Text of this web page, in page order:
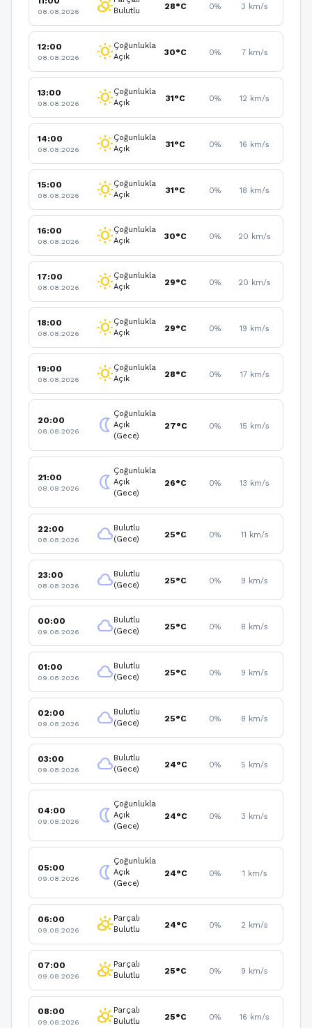
08.08.2026 partly_cloudy_dayBulutlu
28°C 0% 3 km/s
12:00
08.08.2026 wb_sunnyÇoğunlukla
Açık
30°C 0% 7 km/s
13:00
08.08.2026 wb_sunnyÇoğunlukla
Açık
31°C 0% 12 km/s
14:00
08.08.2026 wb_sunnyÇoğunlukla
Açık
31°C 0% 16 km/s
15:00
08.08.2026 wb_sunnyÇoğunlukla
Açık
31°C 0% 18 km/s
16:00
08.08.2026 wb_sunnyÇoğunlukla
Açık
30°C 0% 20 km/s
17:00
08.08.2026 wb_sunnyÇoğunlukla
Açık
29°C 0% 20 km/s
18:00
08.08.2026 wb_sunnyÇoğunlukla
Açık
29°C 0% 19 km/s
19:00
08.08.2026 wb_sunnyÇoğunlukla
Açık
28°C 0% 17 km/s
20:00
08.08.2026 nightlight
Çoğunlukla
Açık
(Gece)
27°C 0% 15 km/s
21:00
08.08.2026 nightlight
Çoğunlukla
Açık
(Gece)
26°C 0% 13 km/s
22:00
08.08.2026 cloudBulutlu
(Gece)
25°C 0% 11 km/s
23:00
08.08.2026 cloudBulutlu
(Gece)
25°C 0% 9 km/s
00:00
09.08.2026 cloudBulutlu
(Gece)
25°C 0% 8 km/s
01:00
09.08.2026 cloudBulutlu
(Gece)
25°C 0% 9 km/s
02:00
09.08.2026 cloudBulutlu
(Gece)
25°C 0% 8 km/s
03:00
09.08.2026 cloudBulutlu
(Gece)
24°C 0% 5 km/s
04:00
09.08.2026 nightlight
Çoğunlukla
Açık
(Gece)
24°C 0% 3 km/s
05:00
09.08.2026 nightlight
Çoğunlukla
Açık
(Gece)
24°C 0% 1 km/s
06:00
09.08.2026 partly_cloudy_dayParçalı
Bulutlu
24°C 0% 2 km/s
07:00
09.08.2026 partly_cloudy_dayParçalı
Bulutlu
25°C 0% 9 km/s
08:00
09.08.2026 partly_cloudy_dayParçalı
Bulutlu
25°C 0% 16 km/s